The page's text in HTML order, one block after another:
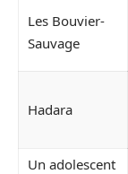
Les Bouvier-
Sauvage
Hadara
Un adolescent